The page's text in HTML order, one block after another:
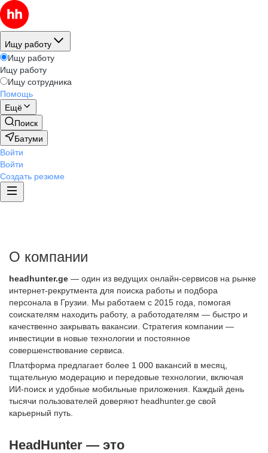
Ищу работу
Ищу работу
Ищу работу
Ищу сотрудника
Помощь
Ещё
Поиск
Батуми
Войти
Войти
Создать резюме
О компании
headhunter.ge — один из ведущих онлайн-сервисов на рынке
интернет-рекрутмента для поиска работы и подбора
персонала в Грузии. Мы работаем с 2015 года, помогая
соискателям находить работу, а работодателям — быстро и
качественно закрывать вакансии. Стратегия компании —
инвестиции в новые технологии и постоянное
совершенствование сервиса.
Платформа предлагает более 1 000 вакансий в месяц,
тщательную модерацию и передовые технологии, включая
ИИ-поиск и удобные мобильные приложения. Каждый день
тысячи пользователей доверяют headhunter.ge свой
карьерный путь.
HeadHunter — это